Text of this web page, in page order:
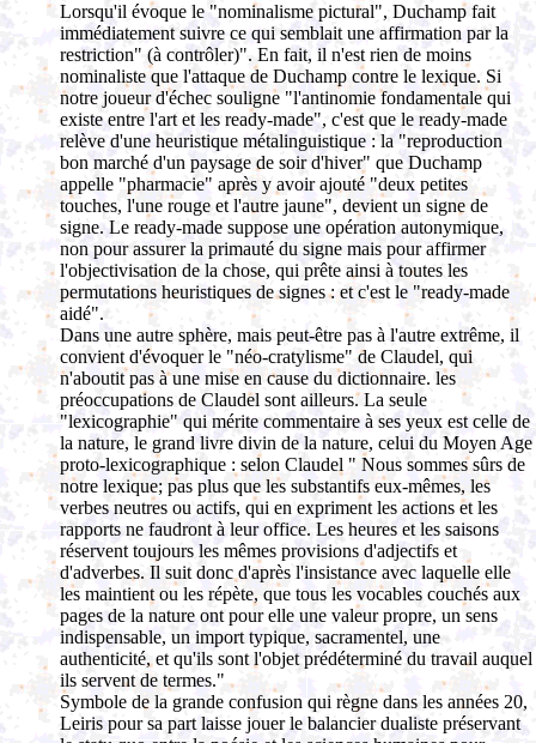
Lorsqu'il évoque le "nominalisme pictural", Duchamp fait
immédiatement suivre ce qui semblait une affirmation par la
restriction" (à contrôler)". En fait, il n'est rien de moins
nominaliste que l'attaque de Duchamp contre le lexique. Si
notre joueur d'échec souligne "l'antinomie fondamentale qui
existe entre l'art et les ready-made", c'est que le ready-made
relève d'une heuristique métalinguistique : la "reproduction
bon marché d'un paysage de soir d'hiver" que Duchamp
appelle "pharmacie" après y avoir ajouté "deux petites
touches, l'une rouge et l'autre jaune", devient un signe de
signe. Le ready-made suppose une opération autonymique,
non pour assurer la primauté du signe mais pour affirmer
l'objectivisation de la chose, qui prête ainsi à toutes les
permutations heuristiques de signes : et c'est le "ready-made
aidé".
Dans une autre sphère, mais peut-être pas à l'autre extrême, il
convient d'évoquer le "néo-cratylisme" de Claudel, qui
n'aboutit pas à une mise en cause du dictionnaire. les
préoccupations de Claudel sont ailleurs. La seule
"lexicographie" qui mérite commentaire à ses yeux est celle de
la nature, le grand livre divin de la nature, celui du Moyen Age
proto-lexicographique : selon Claudel " Nous sommes sûrs de
notre lexique; pas plus que les substantifs eux-mêmes, les
verbes neutres ou actifs, qui en expriment les actions et les
rapports ne faudront à leur office. Les heures et les saisons
réservent toujours les mêmes provisions d'adjectifs et
d'adverbes. Il suit donc d'après l'insistance avec laquelle elle
les maintient ou les répète, que tous les vocables couchés aux
pages de la nature ont pour elle une valeur propre, un sens
indispensable, un import typique, sacramentel, une
authenticité, et qu'ils sont l'objet prédéterminé du travail auquel
ils servent de termes."
Symbole de la grande confusion qui règne dans les années 20,
Leiris pour sa part laisse jouer le balancier dualiste préservant